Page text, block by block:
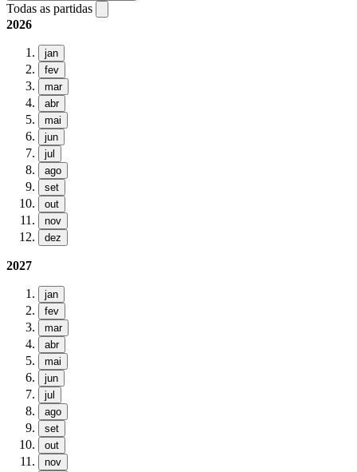
Todas as partidas
2026
jan
fev
mar
abr
mai
jun
jul
ago
set
out
nov
dez
2027
jan
fev
mar
abr
mai
jun
jul
ago
set
out
nov